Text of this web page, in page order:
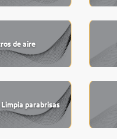
de aire
parabrisas